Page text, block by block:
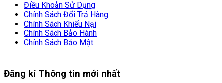
Điều Khoản Sử Dụng
Chính Sách Đổi Trả Hàng
Chính Sách Khiếu Nại
Chính Sách Bảo Hành
Chính Sách Bảo Mật
Đăng kíThông tin mới nhất